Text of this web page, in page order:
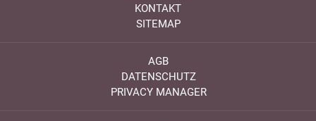
KONTAKT
SITEMAP
AGB
DATENSCHUTZ
PRIVACY MANAGER